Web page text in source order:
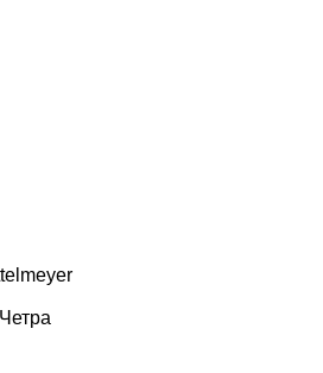
Четра